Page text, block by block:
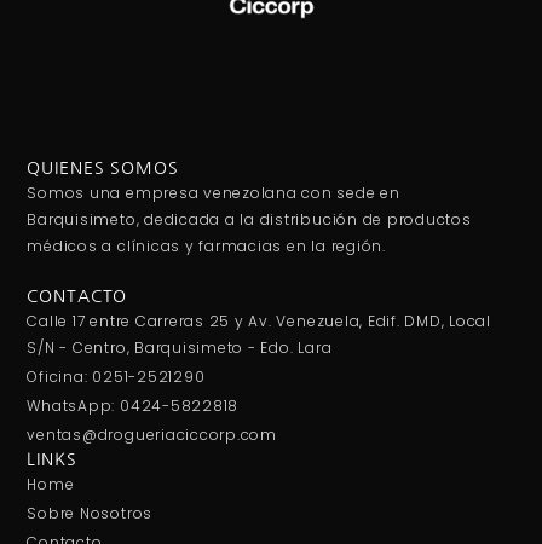
QUIENES SOMOS
Somos una empresa venezolana con sede en
Barquisimeto, dedicada a la distribución de productos
médicos a clínicas y farmacias en la región.
CONTACTO
Calle 17 entre Carreras 25 y Av. Venezuela, Edif. DMD, Local
S/N - Centro, Barquisimeto - Edo. Lara
Oficina: 0251-2521290
WhatsApp: 0424-5822818
ventas@drogueriaciccorp.com
LINKS
Home
Sobre Nosotros